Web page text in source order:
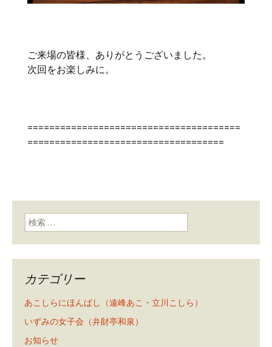
ご来場の皆様、ありがとうございました。
次回をお楽しみに。
=======================================
====================================
検索:
カテゴリー
あこしらにほんばし（遠峰あこ・立川こしら）
いずみの女子会（弁財亭和泉）
お知らせ